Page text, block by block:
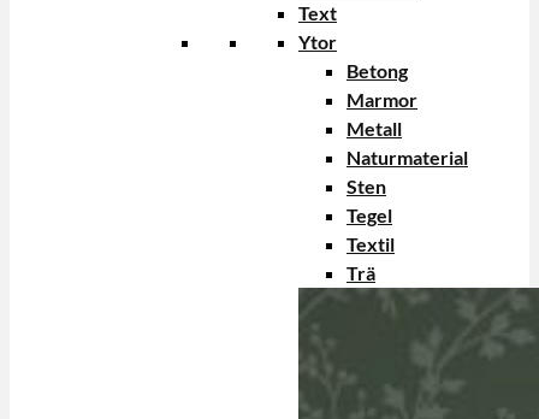
Text
Ytor
Betong
Marmor
Metall
Naturmaterial
Sten
Tegel
Textil
Trä